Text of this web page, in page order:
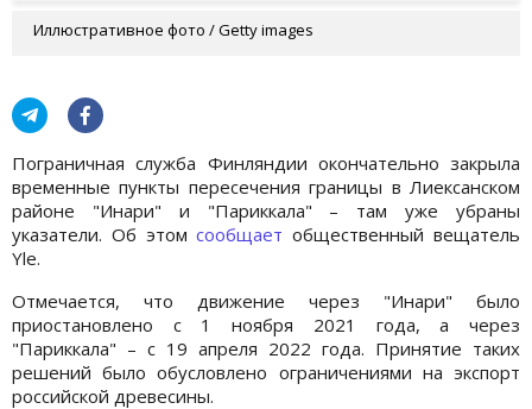
Иллюстративное фото / Getty images
Пограничная служба Финляндии окончательно закрыла
временные пункты пересечения границы в Лиексанском
районе "Инари" и "Париккала" – там уже убраны
указатели. Об этомсообщает общественный вещатель
Yle.
Отмечается, что движение через "Инари" было
приостановлено с 1 ноября 2021 года, а через
"Париккала" – с 19 апреля 2022 года. Принятие таких
решений было обусловлено ограничениями на экспорт
российской древесины.